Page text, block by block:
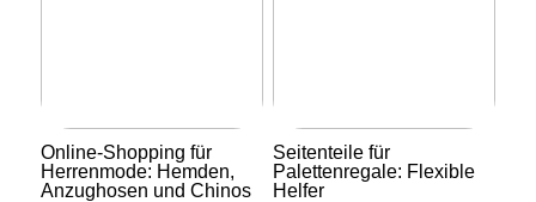
Online-Shopping für
Herrenmode: Hemden,
Anzughosen und Chinos
Seitenteile für
Palettenregale: Flexible
Helfer